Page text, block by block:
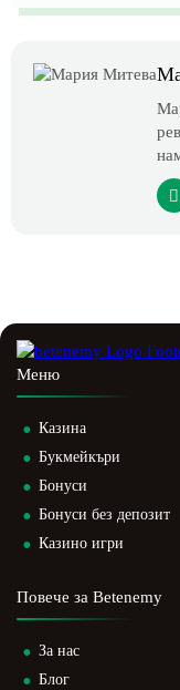
Меню
Казина
Букмейкъри
Бонуси
Бонуси без депозит
Казино игри
Повече за Betenemy
За нас
Блог